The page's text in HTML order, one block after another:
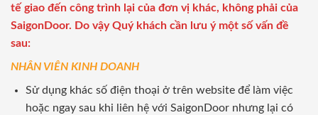
tế giao đến công trình lại của đơn vị khác, không phải của
SaigonDoor. Do vậy Quý khách cần lưu ý một số vấn đề
sau:
NHÂN VIÊN KINH DOANH
Sử dụng khác số điện thoại ở trên website để làm việc
hoặc ngay sau khi liên hệ với SaigonDoor nhưng lại có